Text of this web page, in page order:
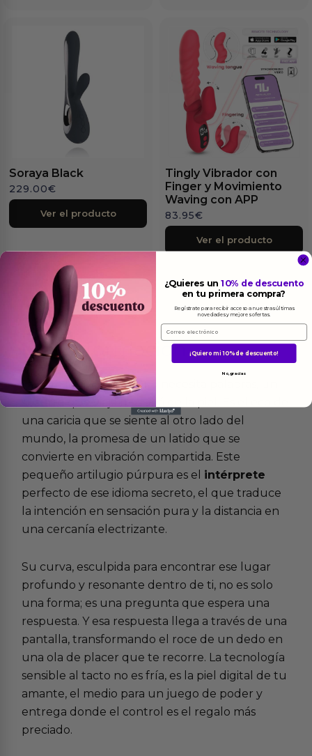
Soraya Black
229.00€
Ver el producto
Tingly Vibrador con
Finger y Movimiento
Waving con APP
83.95€
Ver el producto
Másinformacion
Hay un lenguaje que no necesita palabras, un
susurro que viaja más allá de la piel. Es el eco de
una caricia que se siente al otro lado del
mundo, la promesa de un latido que se
convierte en vibración compartida. Este
pequeño artilugio púrpura es el intérprete
perfecto de ese idioma secreto, el que traduce
la intención en sensación pura y la distancia en
una cercanía electrizante.
Su curva, esculpida para encontrar ese lugar
profundo y resonante dentro de ti, no es solo
una forma; es una pregunta que espera una
respuesta. Y esa respuesta llega a través de una
pantalla, transformando el roce de un dedo en
una ola de placer que te recorre. La tecnología
sensible al tacto no es fría, es la piel digital de tu
amante, el medio para un juego de poder y
entrega donde el control es el regalo más
preciado.
¿Quieres un10% de descuento
en tu primera compra?
Regístrate para recibir acceso a nuestras últimas
novedades y mejores ofertas.
Email
¡Quiero mi 10% de descuento!
No, gracias